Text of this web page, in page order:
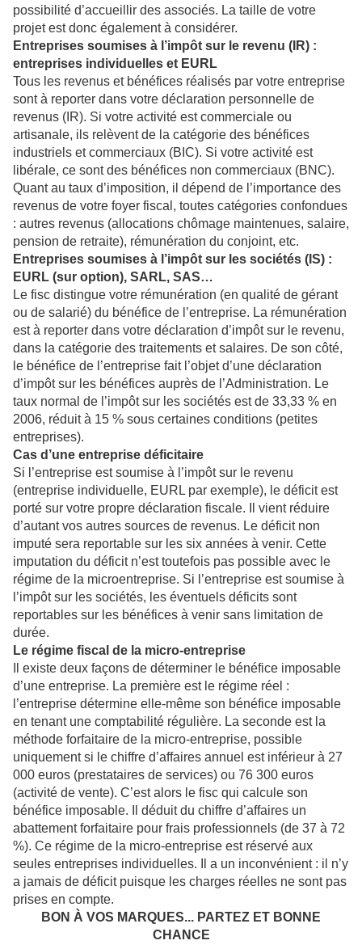
possibilité d’accueillir des associés. La taille de votre
projet est donc également à considérer.
Entreprises soumises à l’impôt sur le revenu (IR) :
entreprises individuelles et EURL
Tous les revenus et bénéfices réalisés par votre entreprise
sont à reporter dans votre déclaration personnelle de
revenus (IR). Si votre activité est commerciale ou
artisanale, ils relèvent de la catégorie des bénéfices
industriels et commerciaux (BIC). Si votre activité est
libérale, ce sont des bénéfices non commerciaux (BNC).
Quant au taux d’imposition, il dépend de l’importance des
revenus de votre foyer fiscal, toutes catégories confondues
: autres revenus (allocations chômage maintenues, salaire,
pension de retraite), rémunération du conjoint, etc.
Entreprises soumises à l’impôt sur les sociétés (IS) :
EURL (sur option), SARL, SAS…
Le fisc distingue votre rémunération (en qualité de gérant
ou de salarié) du bénéfice de l’entreprise. La rémunération
est à reporter dans votre déclaration d’impôt sur le revenu,
dans la catégorie des traitements et salaires. De son côté,
le bénéfice de l’entreprise fait l’objet d’une déclaration
d’impôt sur les bénéfices auprès de l’Administration. Le
taux normal de l’impôt sur les sociétés est de 33,33 % en
2006, réduit à 15 % sous certaines conditions (petites
entreprises).
Cas d’une entreprise déficitaire
Si l’entreprise est soumise à l’impôt sur le revenu
(entreprise individuelle, EURL par exemple), le déficit est
porté sur votre propre déclaration fiscale. Il vient réduire
d’autant vos autres sources de revenus. Le déficit non
imputé sera reportable sur les six années à venir. Cette
imputation du déficit n’est toutefois pas possible avec le
régime de la microentreprise. Si l’entreprise est soumise à
l’impôt sur les sociétés, les éventuels déficits sont
reportables sur les bénéfices à venir sans limitation de
durée.
Le régime fiscal de la micro-entreprise
Il existe deux façons de déterminer le bénéfice imposable
d’une entreprise. La première est le régime réel :
l’entreprise détermine elle-même son bénéfice imposable
en tenant une comptabilité régulière. La seconde est la
méthode forfaitaire de la micro-entreprise, possible
uniquement si le chiffre d’affaires annuel est inférieur à 27
000 euros (prestataires de services) ou 76 300 euros
(activité de vente). C’est alors le fisc qui calcule son
bénéfice imposable. Il déduit du chiffre d’affaires un
abattement forfaitaire pour frais professionnels (de 37 à 72
%). Ce régime de la micro-entreprise est réservé aux
seules entreprises individuelles. Il a un inconvénient : il n’y
a jamais de déficit puisque les charges réelles ne sont pas
prises en compte.
BON À VOS MARQUES... PARTEZ ET BONNE
CHANCE